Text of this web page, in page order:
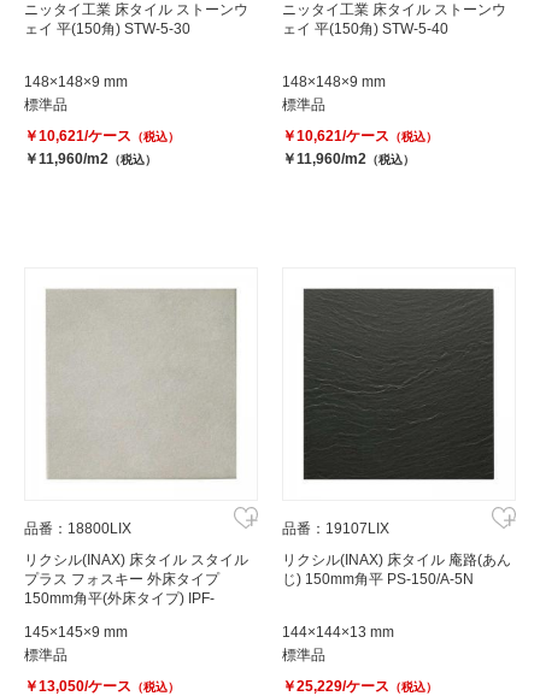
ニッタイ工業 床タイル ストーンウ
ェイ 平(150角) STW-5-30
148×148×9 mm
標準品
￥10,621/ケース （税込）
￥11,960/m2 （税込）
ニッタイ工業 床タイル ストーンウ
ェイ 平(150角) STW-5-40
148×148×9 mm
標準品
￥10,621/ケース （税込）
￥11,960/m2 （税込）
品番：18800LIX
リクシル(INAX) 床タイル スタイル
プラス フォスキー 外床タイプ
150mm角平(外床タイプ) IPF-
145×145×9 mm
標準品
￥13,050/ケース （税込）
品番：19107LIX
リクシル(INAX) 床タイル 庵路(あん
じ) 150mm角平 PS-150/A-5N
144×144×13 mm
標準品
￥25,229/ケース （税込）